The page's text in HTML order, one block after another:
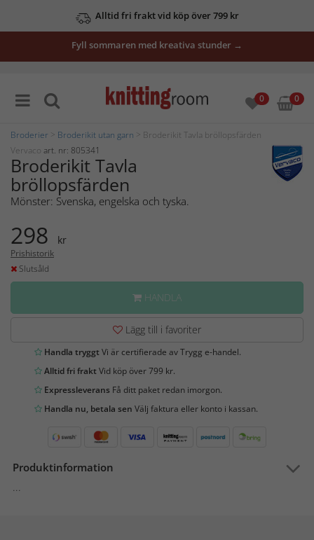
Alltid fri frakt vid köp över 799 kr
Fyll sommaren med kreativa stunder →
0 0
Broderier Broderikit utan garn > Broderikit Tavla bröllopsfärden
Vervaco art. nr: 805341
Broderikit Tavla
bröllopsfärden
Mönster: Svenska, engelska och tyska.
298 kr
Prishistorik
Slutsåld
HANDLA
Lägg till i favoriter
Handla tryggtVi är certifierade av Trygg e-handel.
Alltid fri fraktVid köp över 799 kr.
Expressleverans Få ditt paket redan imorgon.
Handla nu, betala sen Välj faktura eller konto i kassan.
Produktinformation
...